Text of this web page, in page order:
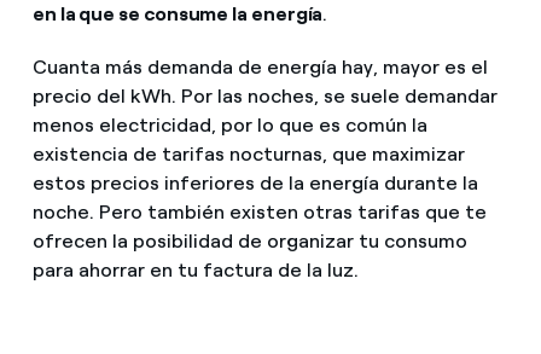
en la que se consume la energía.
Cuanta más demanda de energía hay, mayor es el
precio del kWh. Por las noches, se suele demandar
menos electricidad, por lo que es común la
existencia de tarifas nocturnas, que maximizar
estos precios inferiores de la energía durante la
noche. Pero también existen otras tarifas que te
ofrecen la posibilidad de organizar tu consumo
para ahorrar en tu factura de la luz.